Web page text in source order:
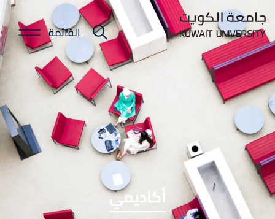
Skip
main
content
E-
Portal
القائمة
أكاديمي